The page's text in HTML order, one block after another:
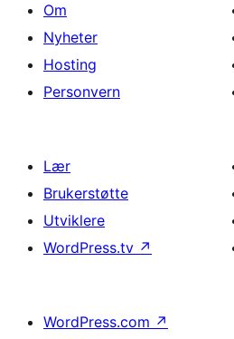
Om
Nyheter
Hosting
Personvern
Lær
Brukerstøtte
Utviklere
WordPress.tv ↗
WordPress.com ↗